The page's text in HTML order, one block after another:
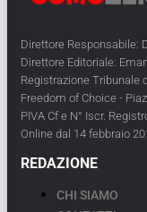
Direttore Responsabile:
Direttore Editoriale:
Registrazione Tribunale
Freedom of Choice -
PIVA Cf e N° Iscr.
Online dal 14 febbraio
REDAZIONE
CHI SIAMO